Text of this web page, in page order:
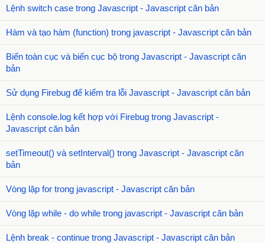
Lệnh switch case trong Javascript - Javascript căn bản
Hàm và tạo hàm (function) trong javascript - Javascript căn bản
Biến toàn cục và biến cục bộ trong Javascript - Javascript căn
bản
Sử dụng Firebug để kiểm tra lỗi Javascript - Javascript căn bản
Lệnh console.log kết hợp với Firebug trong Javascript -
Javascript căn bản
setTimeout() và setInterval() trong Javascript - Javascript căn
bản
Vòng lặp for trong javascript - Javascript căn bản
Vòng lặp while - do while trong javascript - Javascript căn bản
Lệnh break - continue trong Javascript - Javascript căn bản